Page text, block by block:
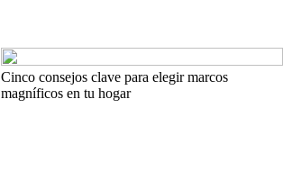
Cinco consejos clave para elegir marcos
magníficos en tu hogar